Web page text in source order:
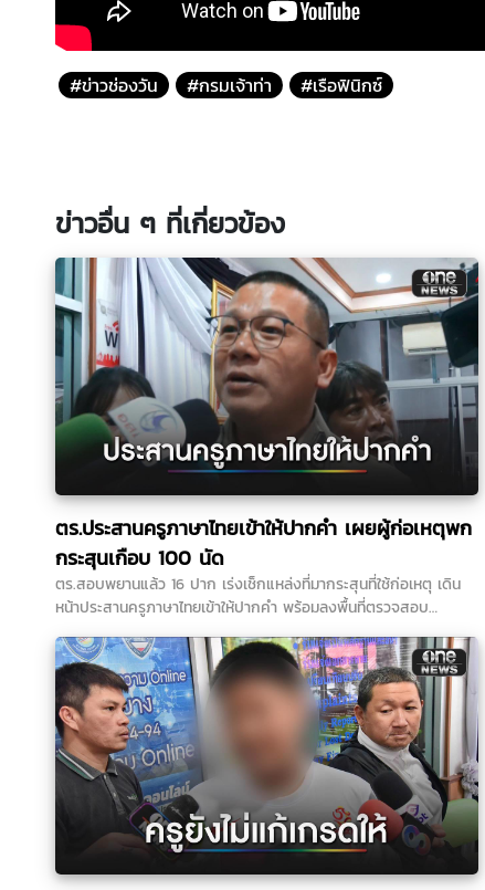
#ข่าวช่องวัน #กรมเจ้าท่า #เรือฟินิกซ์
ข่าวอื่น ๆ ที่เกี่ยวข้อง
ตร.ประสานครูภาษาไทยเข้าให้ปากคำ เผยผู้ก่อเหตุพก
กระสุนเกือบ 100 นัด
ตร.สอบพยานแล้ว 16 ปาก เร่งเช็กแหล่งที่มากระสุนที่ใช้ก่อเหตุ เดิน
หน้าประสานครูภาษาไทยเข้าให้ปากคำ พร้อมลงพื้นที่ตรวจสอบ
ข้อมูลเพิ่มว่าเด็กชอบเล่นบีบีกัน...